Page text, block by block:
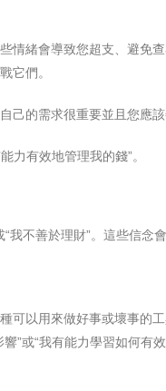
情緒會導致您超支、避免
它們。
的需求很重要並且您應
力有效地管理我的錢”。
我不善於理財”。這些信念
可以用來做好事或壞事的
”或“我有能力學習如何有效